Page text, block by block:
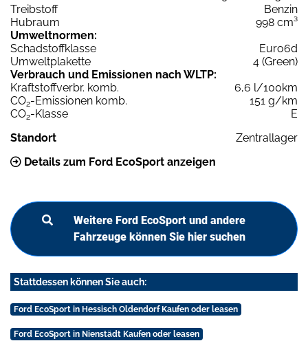
Treibstoff
Benzin
Hubraum
998 cm³
Umweltnormen:
Schadstoffklasse
Euro6d
Umweltplakette
4 (Green)
Verbrauch und Emissionen nach WLTP:
Kraftstoffverbr. komb.
6,6 l/100km
CO2-Emissionen komb.
151 g/km
CO2-Klasse
E
Standort
Zentrallager
Details zum Ford EcoSport anzeigen
Weitere Ford EcoSport und andere
Fahrzeuge können Sie hier suchen
Stattdessen können Sie auch:
Ford EcoSport in Hessisch Oldendorf Kaufen oder leasen
Ford EcoSport in Nienstädt Kaufen oder leasen